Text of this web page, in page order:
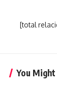
[total
You